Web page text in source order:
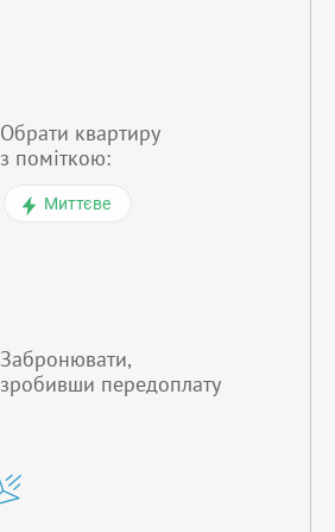
Обрати квартиру
з поміткою:
Миттєве
Забронювати,
зробивши передоплату